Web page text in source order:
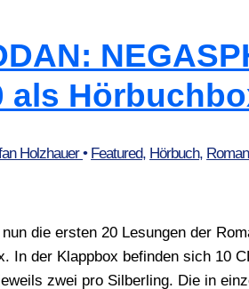
als
Holzhauer• Featured, Hörbuch,
die ers­ten 20 Lesun­gen der
In der Klapp­box befin­den sich 10
zwei pro Sil­ber­ling. Die in